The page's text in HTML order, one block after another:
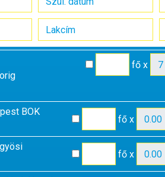
fő x
BOK
fő x
fő x